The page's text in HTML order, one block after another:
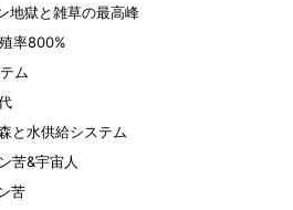
獄と雑草の最高峰
率800%
ム
水供給システム
&宇宙人
苦